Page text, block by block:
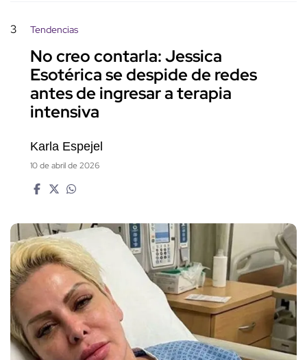
3 Tendencias
No creo contarla: Jessica
Esotérica se despide de redes
antes de ingresar a terapia
intensiva
Karla Espejel
10 de abril de 2026